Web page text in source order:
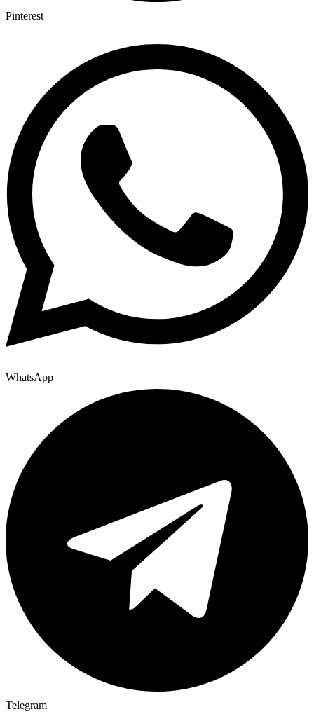
Pinterest
WhatsApp
Telegram